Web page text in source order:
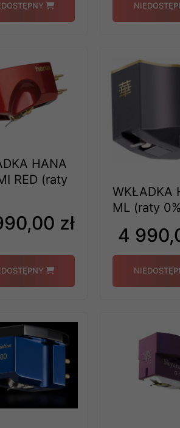
HANA
RED (raty
zł
WKŁADKA
ML (raty
4